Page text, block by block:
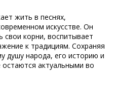
жить в песнях,
искусстве. Он
корни, воспитывает
к традициям. Сохраняя
душу народа, его историю и
актуальными во